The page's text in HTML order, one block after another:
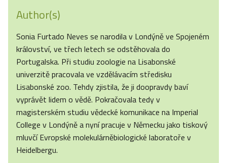
Author(s)
Sonia Furtado Neves se narodila v Londýně ve Spojeném
království, ve třech letech se odstěhovala do
Portugalska. Při studiu zoologie na Lisabonské
univerzitě pracovala ve vzdělávacím středisku
Lisabonské zoo. Tehdy zjistila, že ji doopravdy baví
vyprávět lidem o vědě. Pokračovala tedy v
magisterském studiu vědecké komunikace na Imperial
College v Londýně a nyní pracuje v Německu jako tiskový
mluvčí Evropské molekulárněbiologické laboratoře v
Heidelbergu.